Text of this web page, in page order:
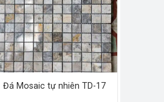
Đá Mosaic tự nhiên TD-17